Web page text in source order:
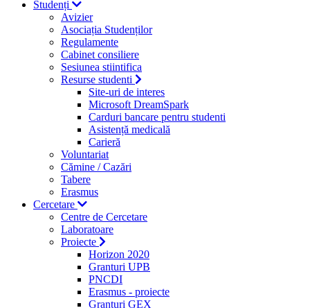
Studenți
Avizier
Asociația Studenților
Regulamente
Cabinet consiliere
Sesiunea stiintifica
Resurse studenti
Site-uri de interes
Microsoft DreamSpark
Carduri bancare pentru studenti
Asistență medicală
Carieră
Voluntariat
Cămine / Cazări
Tabere
Erasmus
Cercetare
Centre de Cercetare
Laboratoare
Proiecte
Horizon 2020
Granturi UPB
PNCDI
Erasmus - proiecte
Granturi GEX